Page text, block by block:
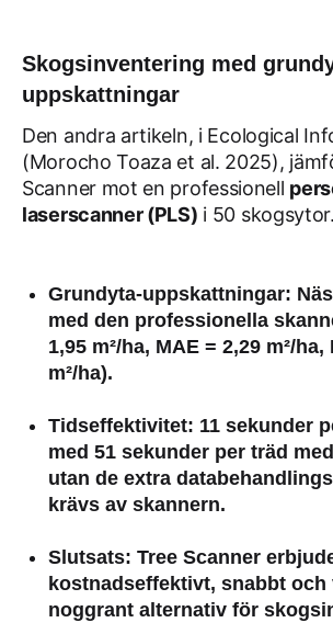
Skogsinventering med
uppskattningar
Den andra artikeln, i Ecological
(Morocho Toaza et al. 2025),
Scanner mot en professionell
laserscanner (PLS) i 50 skogsytor.
Grundyta-uppskattningar:
med den professionella
1,95 m²/ha, MAE = 2,29 m²/ha,
m²/ha).
Tidseffektivitet: 11 sekunder
med 51 sekunder per träd
utan de extra
krävs av skannern.
Slutsats: Tree Scanner
kostnadseffektivt, snabbt
noggrant alternativ för